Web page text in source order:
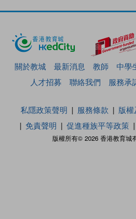
關於教城 最新消息 教師 中學
人才招募
聯絡我們 服務承
版權所有© 2026 香港教育城
私隱政策聲明 服務條款
版
免責聲明
促進種族平等政策